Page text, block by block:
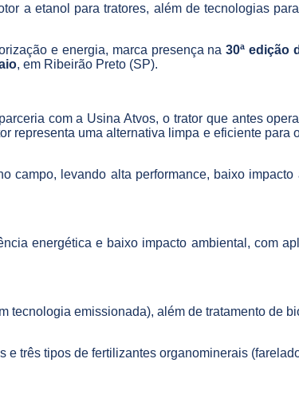
a etanol para tratores, além de tecnologias
e energia, marca presença na30ª edição
, em Ribeirão Preto (SP).
com a Usina Atvos, o trator que antes
representa uma alternativa limpa e eficiente para
campo, levando alta performance, baixo
energética e baixo impacto ambiental, com
emissionada), além de tratamento de
tipos de fertilizantes organominerais